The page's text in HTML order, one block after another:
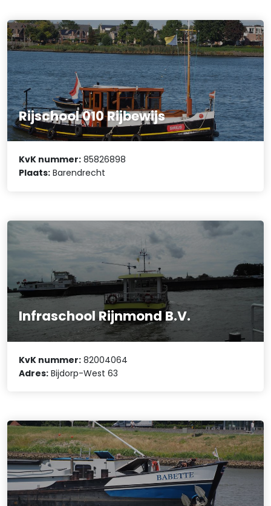
Rijschool 010 Rijbewijs
KvK nummer: 85826898
Plaats: Barendrecht
Infraschool Rijnmond B.V.
KvK nummer: 82004064
Adres: Bijdorp-West 63